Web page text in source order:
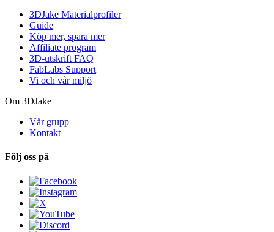
3DJake Materialprofiler
Guide
Köp mer, spara mer
Affiliate program
3D-utskrift FAQ
FabLabs Support
Vi och vår miljö
Om 3DJake
Vår grupp
Kontakt
Följ oss på